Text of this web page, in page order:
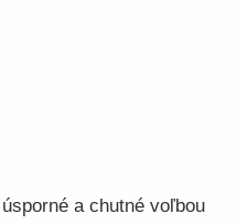
a chutné voľbou